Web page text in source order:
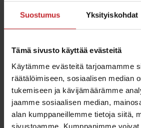
Suostumus Yksityiskohdat
Tämä sivusto käyttää evästeitä
Käytämme evästeitä tarjoamamme
räätälöimiseen, sosiaalisen median
tukemiseen ja kävijämäärämme
jaamme sosiaalisen median,
alan kumppaneillemme tietoja siitä,
sivustoamme. Kumppanimme
Jotta Väderstad
ainutlaatuinen
metallurgimme, materiaalitutkija
Pettersson.
Alkuperäisvaraosiemme
mahdollisina osina Väderstad
lisääntynyt viljelijöiden joukossa